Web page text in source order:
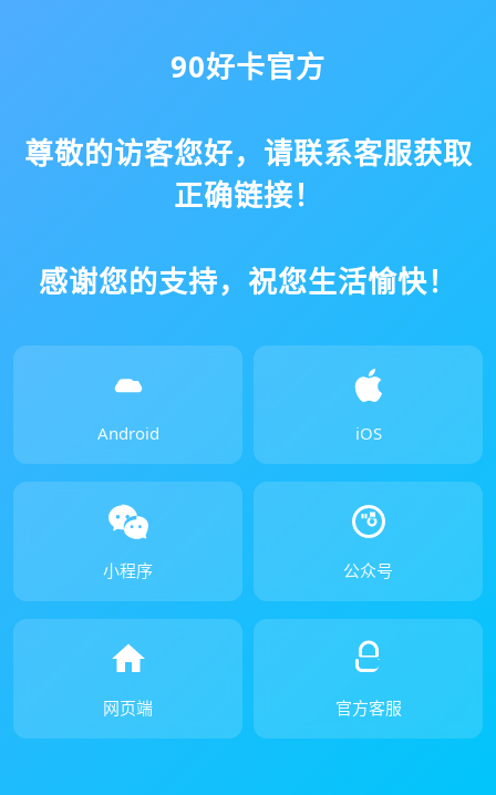
90好卡官方
尊敬的访客您好，请联系客服获取
正确链接！
感谢您的支持，祝您生活愉快！
Android iOS
小程序 公众号
网页端 官方客服